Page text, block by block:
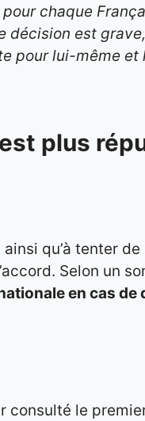
chaque
est
pour lui-même et
plus
qu’à tenter
Selon un
en cas de
consulté le